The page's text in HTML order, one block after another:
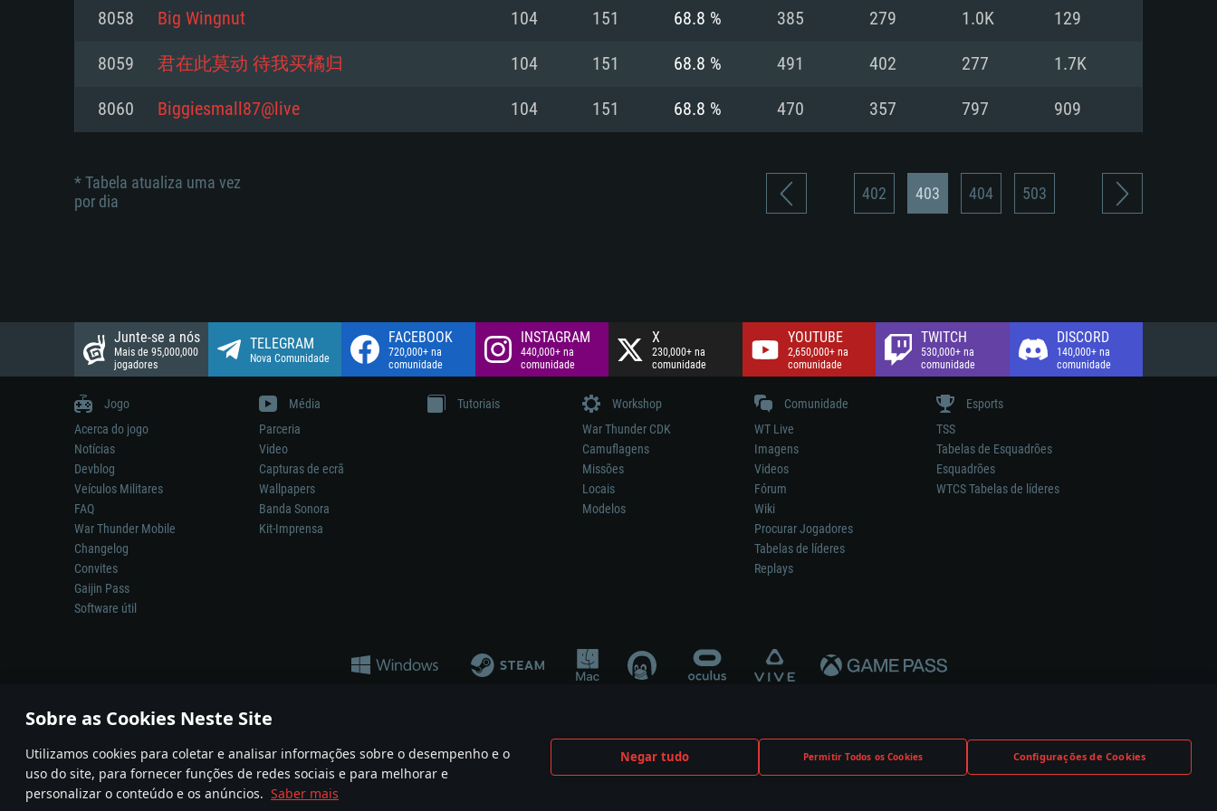
Sobre as Cookies Neste Site
Utilizamos cookies para coletar e analisar informações sobre o desempenho e o
uso do site, para fornecer funções de redes sociais e para melhorar e
personalizar o conteúdo e os anúncios. Saber mais
Negar tudo Permitir Todos os Cookies Configurações de Cookies
Disco: 23,1 GB
Network: Internet de banda larga.
Disco: 21,5 GB
Disco: 60,2 GB
Network: Internet de banda larga.
Disco: 21,5 GB
Network: Internet de banda larga.
Disco: 60,2 GB
8058 Big Wingnut 104 151 68.8 % 385 279 1.0K 129
8059 君在此莫动 待我买橘归 104 151 68.8 % 491 402 277 1.7K
8060 Biggiesmall87@live 104 151 68.8 % 470 357 797 909
* Tabela atualiza uma vez
por dia
402 403 404 503
Junte-se a nós
Mais de 95,000,000
jogadores
TELEGRAM
Nova Comunidade
FACEBOOK
720,000+ na
comunidade
INSTAGRAM
440,000+ na
comunidade
X
230,000+ na
comunidade
YOUTUBE
2,650,000+ na
comunidade
TWITCH
530,000+ na
comunidade
DISCORD
140,000+ na
comunidade
Jogo
Acerca do jogo
Notícias
Devblog
Veículos Militares
FAQ
War Thunder Mobile
Changelog
Convites
Gaijin Pass
Software útil
Média
Parceria
Video
Capturas de ecrã
Wallpapers
Banda Sonora
Kit-Imprensa
Tutoriais
Workshop
War Thunder CDK
Camuflagens
Missões
Locais
Modelos
Comunidade
WT Live
Imagens
Videos
Fórum
Wiki
Procurar Jogadores
Tabelas de líderes
Replays
Esports
TSS
Tabelas de Esquadrões
Esquadrões
WTCS Tabelas de líderes
A reprodução de qualquer sistema de armas ou veículo neste jogo não significa participação no desenvolvimento, patrocínio ou aval do respetivo construtor.
© 2011—2026 Gaijin Games Kft. All trademarks, logos and brand names are the property of their respective owners.
Termos e condições Termos de Serviço